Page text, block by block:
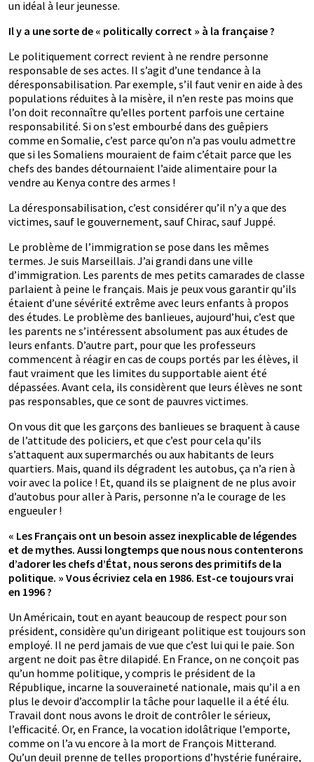
un idéal à leur jeunesse.
Il y a une sorte de « politically correct » à la française ?
Le politiquement correct revient à ne rendre personne
responsable de ses actes. Il s’agit d’une tendance à la
déresponsabilisation. Par exemple, s’il faut venir en aide à des
populations réduites à la misère, il n’en reste pas moins que
l’on doit reconnaître qu’elles portent parfois une certaine
responsabilité. Si on s’est embourbé dans des guêpiers
comme en Somalie, c’est parce qu’on n’a pas voulu admettre
que si les Somaliens mouraient de faim c’était parce que les
chefs des bandes détournaient l’aide alimentaire pour la
vendre au Kenya contre des armes !
La déresponsabilisation, c’est considérer qu’il n’y a que des
victimes, sauf le gouvernement, sauf Chirac, sauf Juppé.
Le problème de l’immigration se pose dans les mêmes
termes. Je suis Marseillais. J’ai grandi dans une ville
d’immigration. Les parents de mes petits camarades de classe
parlaient à peine le français. Mais je peux vous garantir qu’ils
étaient d’une sévérité extrême avec leurs enfants à propos
des études. Le problème des banlieues, aujourd’hui, c’est que
les parents ne s’intéressent absolument pas aux études de
leurs enfants. D’autre part, pour que les professeurs
commencent à réagir en cas de coups portés par les élèves, il
faut vraiment que les limites du supportable aient été
dépassées. Avant cela, ils considèrent que leurs élèves ne sont
pas responsables, que ce sont de pauvres victimes.
On vous dit que les garçons des banlieues se braquent à cause
de l’attitude des policiers, et que c’est pour cela qu’ils
s’attaquent aux supermarchés ou aux habitants de leurs
quartiers. Mais, quand ils dégradent les autobus, ça n’a rien à
voir avec la police ! Et, quand ils se plaignent de ne plus avoir
d’autobus pour aller à Paris, personne n’a le courage de les
engueuler !
« Les Français ont un besoin assez inexplicable de légendes
et de mythes. Aussi longtemps que nous nous contenterons
d’adorer les chefs d’État, nous serons des primitifs de la
politique. » Vous écriviez cela en 1986. Est-ce toujours vrai
en 1996 ?
Un Américain, tout en ayant beaucoup de respect pour son
président, considère qu’un dirigeant politique est toujours son
employé. Il ne perd jamais de vue que c’est lui qui le paie. Son
argent ne doit pas être dilapidé. En France, on ne conçoit pas
qu’un homme politique, y compris le président de la
République, incarne la souveraineté nationale, mais qu’il a en
plus le devoir d’accomplir la tâche pour laquelle il a été élu.
Travail dont nous avons le droit de contrôler le sérieux,
l’efficacité. Or, en France, la vocation idolâtrique l’emporte,
comme on l’a vu encore à la mort de François Mitterand.
Qu’un deuil prenne de telles proportions d’hystérie funéraire,